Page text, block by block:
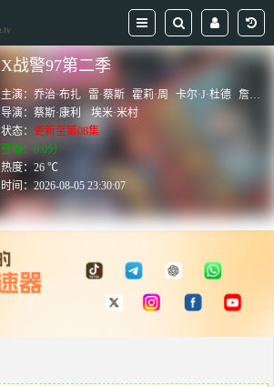
X战警97第二季
主演：乔治·布扎 雷·蔡斯 霍莉·周 卡尔·J·杜德 詹妮弗·黑尔
导演：蔡斯·康利
埃米·米村
状态： 更新至第08集
豆瓣：0.0分
热度：26 ℃
时间：2026-08-05 23:30:07